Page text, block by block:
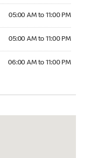
05:00 AM to 11:00 PM
05:00 AM to 11:00 PM
06:00 AM to 11:00 PM